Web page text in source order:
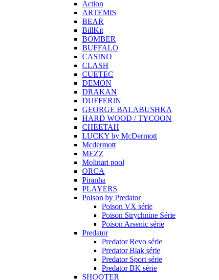
Action
ARTEMIS
BEAR
BillKit
BOMBER
BUFFALO
CASINO
CLASH
CUETEC
DEMON
DRAKAN
DUFFERIN
GEORGE BALABUSHKA
HARD WOOD / TYCOON
CHEETAH
LUCKY by McDermott
Mcdermott
MEZZ
Molinari pool
ORCA
Piranha
PLAYERS
Poison by Predator
Poison VX série
Poison Strychnine Série
Poison Arsenic série
Predator
Predator Revo série
Predator Blak série
Predator Sport série
Predator BK série
SHOOTER